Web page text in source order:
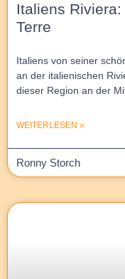
Italiens
Terre
Italiens von seiner
an der italienischen
dieser Region an der
WEITERLESEN »
Ronny Storch